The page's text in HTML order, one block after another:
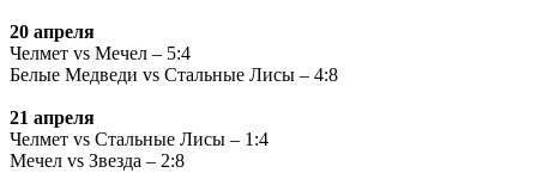
20 апреля
Челмет vs Мечел – 5:4
Белые Медведи vs Стальные Лисы – 4:8
21 апреля
Челмет vs Стальные Лисы – 1:4
Мечел vs Звезда – 2:8